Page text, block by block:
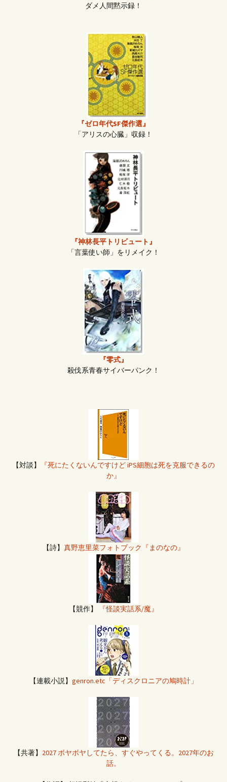
ダメ人間黙示録！
『ゼロ年代SF傑作選』
「アリスの心臓」収録！
『神林長平トリビュート』
「言葉使い師」をリメイク！
『零式』
殺伐系青春サイバーパンク！
【対談】
『死にたくないんですけど iPS細胞は死を克服できるの
か』
【詩】 真野恵里菜フォトブック『まのなの』
【競作】 『怪談実話系/魔』
【連載小説】 genron.etc「ディスクロニアの鳩時計」
【共著】 2027 ボヤボヤしてたら、すぐやってくる。2027年のお
話。